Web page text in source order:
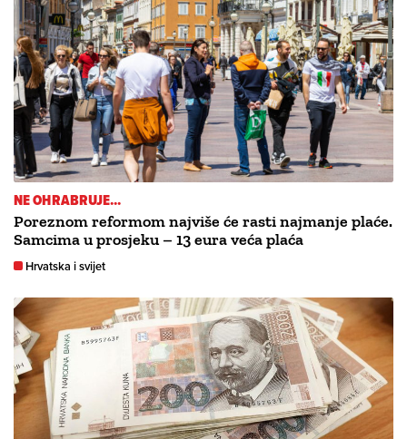
NE OHRABRUJE...
Poreznom reformom najviše će rasti najmanje plaće.
Samcima u prosjeku – 13 eura veća plaća
Hrvatska i svijet